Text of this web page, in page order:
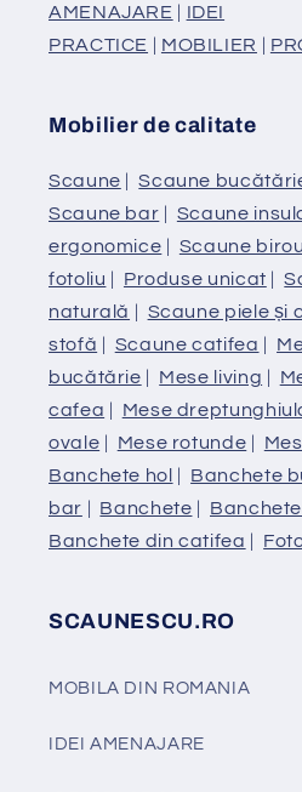
AMENAJARE | IDEI
PRACTICE | MOBILIER |
Mobilier de calitate
Scaune |Scaune
Scaune bar | Scaune
ergonomice | Scaune birou
fotoliu | Produse unicat |
naturală | Scaune piele și
stofă | Scaune catifea |
bucătărie | Mese living |
cafea | Mese
ovale | Mese rotunde |
Banchete hol | Banchete
bar | Banchete |
Banchete din catifea |
SCAUNESCU.RO
MOBILA DIN ROMANIA
IDEI AMENAJARE